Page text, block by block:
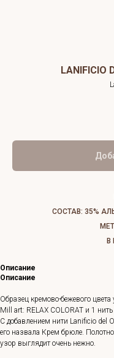
LANIFICIO
СОСТАВ: 35%
В
Описание
Описание
Образец кремово-бежевого
Mill art: RELAX COLORAT и 1
С добавлением нити Lanificio del
его назвала Крем брюле.
узор выглядит очень нежно.